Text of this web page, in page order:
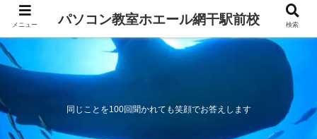
同じことを100回聞かれても笑顔でお答えします
メニュー パソコン教室ホエール網干駅前校 検索